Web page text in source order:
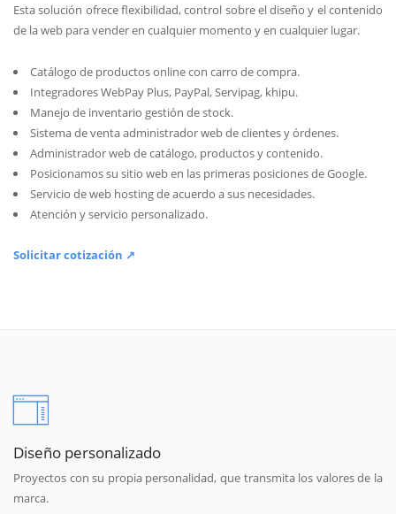
Esta solución ofrece flexibilidad, control sobre el diseño y el contenido
de la web para vender en cualquier momento y en cualquier lugar.
Catálogo de productos online con carro de compra.
Integradores WebPay Plus, PayPal, Servipag, khipu.
Manejo de inventario gestión de stock.
Sistema de venta administrador web de clientes y órdenes.
Administrador web de catálogo, productos y contenido.
Posicionamos su sitio web en las primeras posiciones de Google.
Servicio de web hosting de acuerdo a sus necesidades.
Atención y servicio personalizado.
Solicitar cotización ↗
Diseño personalizado
Proyectos con su propia personalidad, que transmita los valores de la
marca.